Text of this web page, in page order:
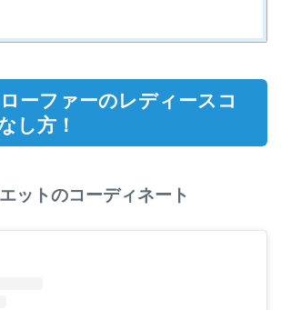
ーファーのレディースコ
し方！
ットのコーディネート